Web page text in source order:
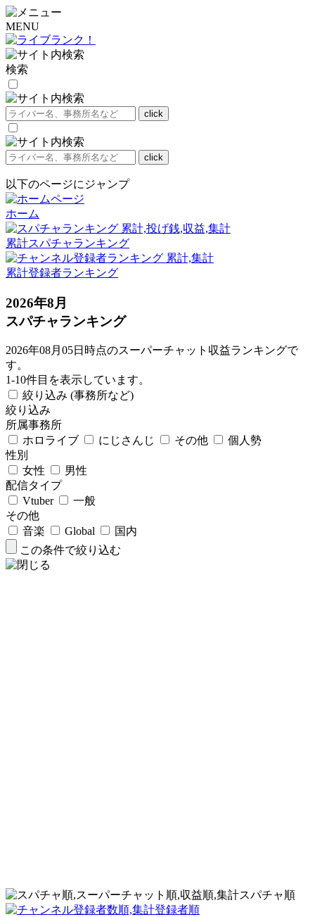
MENU
検索
以下のページにジャンプ
ホーム
累計スパチャランキング
累計登録者ランキング
2026年8月
スパチャランキング
2026年08月05日時点のスーパーチャット収益ランキングで
す。
1-10件目を表示しています。
絞り込み (事務所など)
絞り込み
所属事務所
ホロライブ
にじさんじ その他
個人勢
性別
女性
男性
配信タイプ
Vtuber
一般
その他
音楽
Global
国内
この条件で絞り込む
スパチャ順
登録者順